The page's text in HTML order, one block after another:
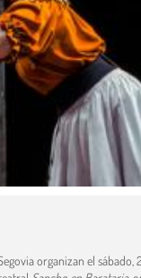
organizan el